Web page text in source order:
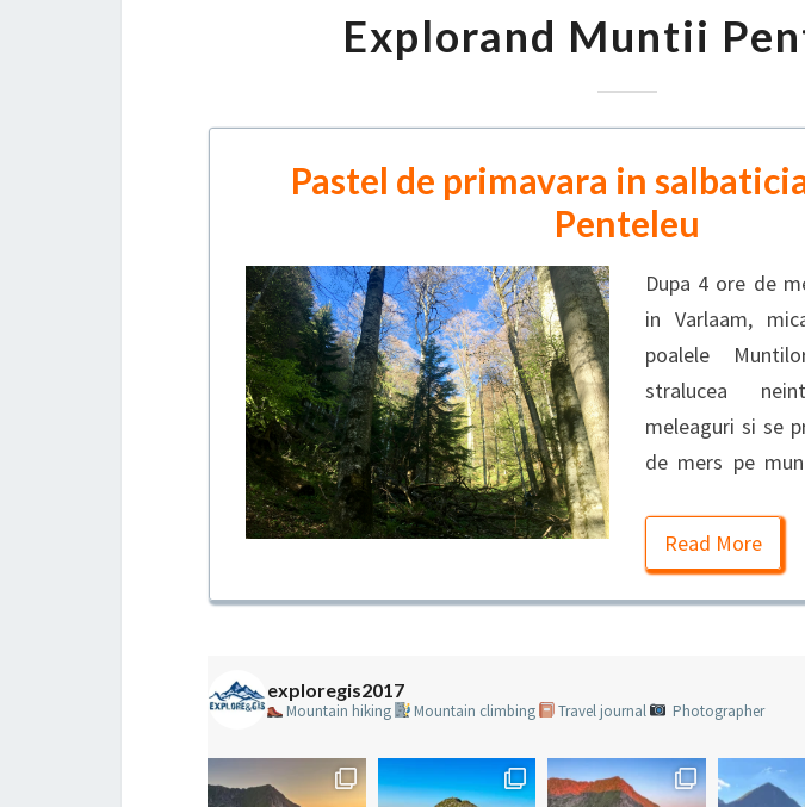
MUNTII
Explorand Muntii
Pastel de primavara in
Penteleu
Dupa 4 ore de
in Varlaam,
poalele
stralucea
meleaguri si se
de mers pe
Read More
exploregis2017
Mountain hiking Mountain climbing Travel journal Photographer